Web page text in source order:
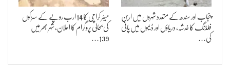
پنجاب اور سندھ کے متعدد شہروں میں اربن
فلڈنگ کا خدشہ، دریاؤں اور ڈیموں میں پانی
کی…
میئر کراچی کا 14 ارب روپے کے سڑکوں
کی بحالی پروگرام کا اعلان، شہر بھر میں
139…